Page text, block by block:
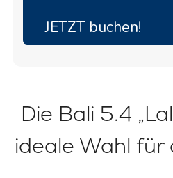
JETZT buchen!
Die Bali 5.4
ideale Wahl für